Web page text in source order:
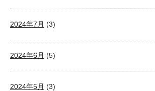
2024年7月 (3)
2024年6月 (5)
2024年5月 (3)